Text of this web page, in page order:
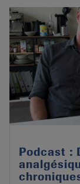
Podcast :